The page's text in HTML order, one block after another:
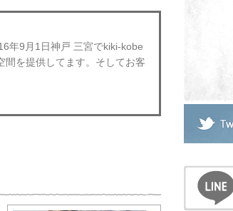
年9月1日神戸 三宮でkiki-kobe
間を提供してます。そしてお客